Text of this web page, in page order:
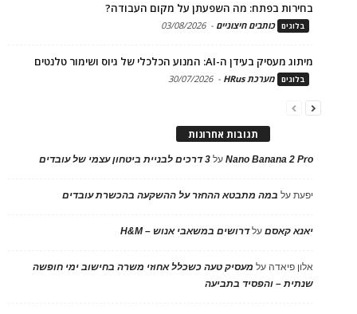
בחירות בפתח: מה השפעתן על מקום העבודה?
בלוגים כותבים חיצוניים -
03/08/2026
מיתוג מעסיק בעידן ה-AI: המנוע הכלכלי של גיוס ושימור טלנטים
בלוגים מערכת HRus -
30/07/2026
תגובות אחרונות
Nano Banana 2 Proעל 3 דרכים לבניית ביטחון עצמי של עובדים
יפעתעל במה מתבטא ההחזר על ההשקעה בהכשרת עובדים
יאנא קאסםעלדרושים במשאבי אנוש – H&M
אלון פיאדה על מעסיק טעה כשכלל אחוזי משרה בחישוב ימי חופשה
שנתית – והפסיד בתביעה